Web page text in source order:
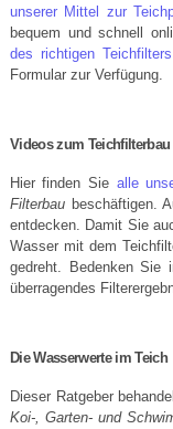
unserer Mittel zur
bequem und schnell
des richtigen
Formular zur Verfügung.
Videos zum Teichfilterbau
Hier finden Sie alle
Filterbaubeschäftigen.
entdecken. Damit Sie
Wasser mit dem
gedreht. Bedenken
überragendes
Die Wasserwerte im Teich
Dieser Ratgeber
Koi-, Garten- und